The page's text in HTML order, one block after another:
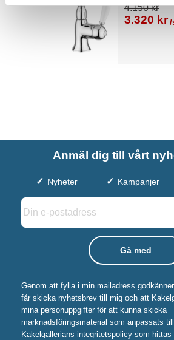
4.150 kr
3.320 kr /
Anmäl dig till vårt
Nyheter Kampanjer
Genom att fylla i min mailadress
får skicka nyhetsbrev till mig och att
mina personuppgifter för att kunna skicka
marknadsföringsmaterial som anpassats
Kakelgallerians integritetspolicy som hittas